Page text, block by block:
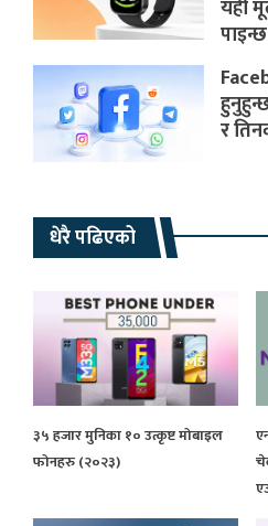
यही
पाइन्छ
र
धेरै पढिएको
३५ हजार मुनिका १० उत्कृष्ट मोबाइल
फोनहरु (२०२३)